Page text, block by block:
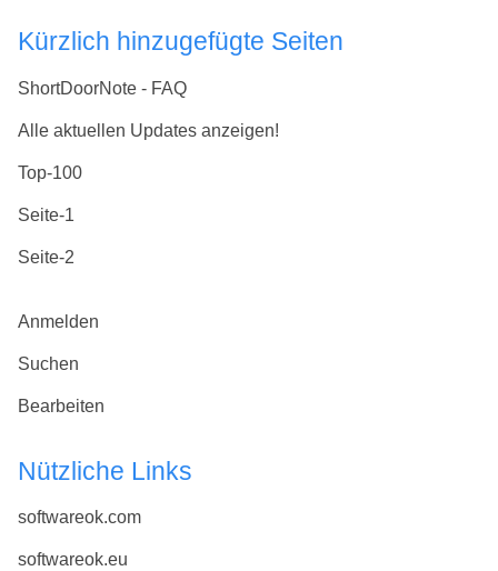
Kürzlich hinzugefügte Seiten
ShortDoorNote - FAQ
Alle aktuellen Updates anzeigen!
Top-100
Seite-1
Seite-2
Anmelden
Suchen
Bearbeiten
Nützliche Links
softwareok.com
softwareok.eu